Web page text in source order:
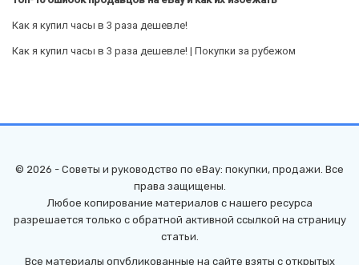
Как я купил часы в 3 раза дешевле!
Как я купил часы в 3 раза дешевле! | Покупки за рубежом
© 2026 - Советы и руководство по eBay: покупки, продажи. Все
права защищены.
Любое копирование материалов с нашего ресурса
разрешается только с обратной активной ссылкой на страницу
статьи.
Все материалы опубликованные на сайте взяты с открытых